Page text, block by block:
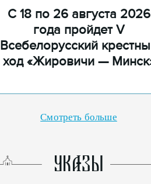
С 18 по 26 августа 2026
года пройдет V
Всебелорусский
ход «Жировичи —
Смотреть больше
УКАЗЫ